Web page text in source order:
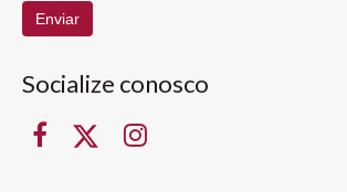
Enviar
Socialize conosco